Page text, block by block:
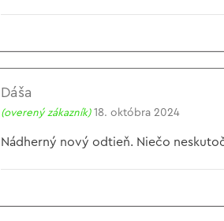
Dáša
(overený zákazník) 18. októbra 2024
Nádherný nový odtieň. Niečo